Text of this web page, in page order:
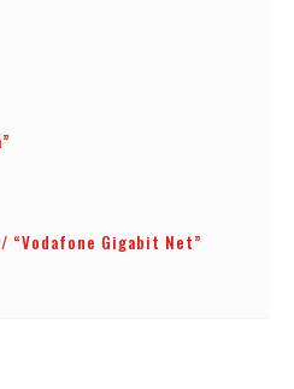
“Vodafone Gigabit Net”